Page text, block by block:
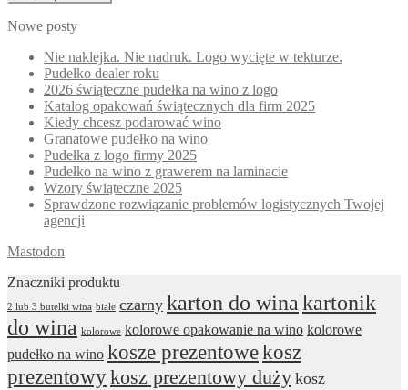
Nowe posty
Nie naklejka. Nie nadruk. Logo wycięte w tekturze.
Pudełko dealer roku
2026 świąteczne pudełka na wino z logo
Katalog opakowań świątecznych dla firm 2025
Kiedy chcesz podarować wino
Granatowe pudełko na wino
Pudełka z logo firmy 2025
Pudełko na wino z grawerem na laminacie
Wzory świąteczne 2025
Sprawdzone rozwiązanie problemów logistycznych Twojej
agencji
Mastodon
Znaczniki produktu
2 lub 3 butelki wina białe czarny karton do wina kartonik
do wina kolorowe kolorowe opakowanie na wino kolorowe
pudełko na wino kosze prezentowekosz
prezentowykosz prezentowy duży kosz